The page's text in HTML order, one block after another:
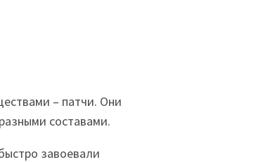
– патчи. Они
составами.
завоевали